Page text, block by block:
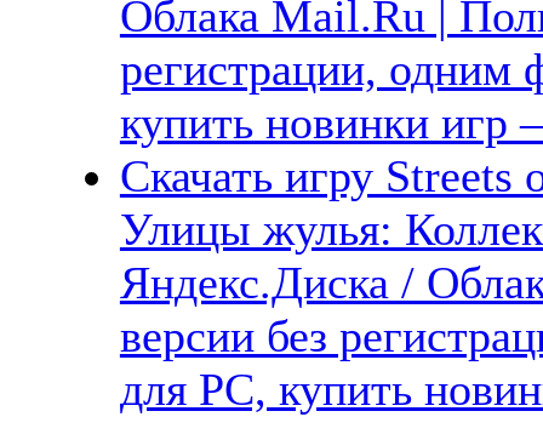
Облака Mail.Ru |
регистрации, одним
купить новинки
Скачать игру
Улицы жулья:
Яндекс.Диска /
версии без
для PC, купить